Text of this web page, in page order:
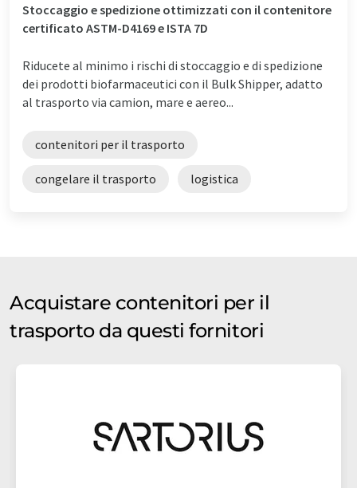
Stoccaggio e spedizione ottimizzati con il contenitore
certificato ASTM-D4169 e ISTA 7D
Riducete al minimo i rischi di stoccaggio e di spedizione
dei prodotti biofarmaceutici con il Bulk Shipper, adatto
al trasporto via camion, mare e aereo...
contenitori per il trasporto
congelare il trasporto logistica
Acquistare contenitori per il
trasporto da questi fornitori